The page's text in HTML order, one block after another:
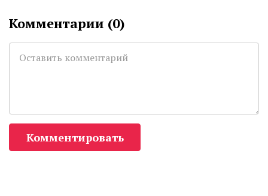
Комментарии (0)
Комментировать